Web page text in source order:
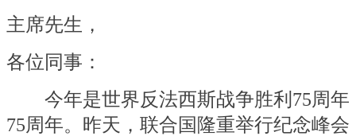
主席先生，
各位同事：
今年是世界反法西斯战争胜利75周年
75周年。昨天，联合国隆重举行纪念峰